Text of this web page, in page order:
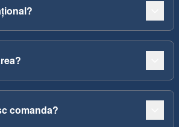
comanda?